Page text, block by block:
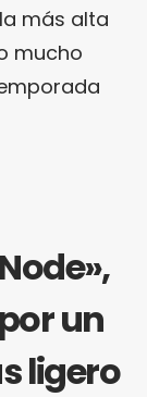
más alta
mucho
un
ligero